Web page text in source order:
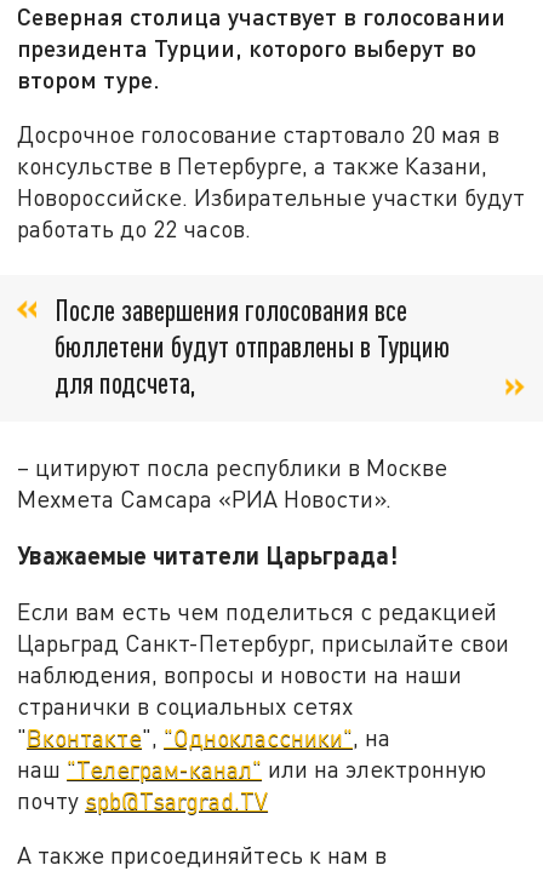
Северная столица участвует в голосовании
президента Турции, которого выберут во
втором туре.
Досрочное голосование стартовало 20 мая в
консульстве в Петербурге, а также Казани,
Новороссийске. Избирательные участки будут
работать до 22 часов.
После завершения голосования все
бюллетени будут отправлены в Турцию
для подсчета,
– цитируют посла республики в Москве
Мехмета Самсара «РИА Новости».
Уважаемые читатели Царьграда!
Если вам есть чем поделиться с редакцией
Царьград Санкт-Петербург, присылайте свои
наблюдения, вопросы и новости на наши
странички в социальных сетях
"Вконтакте", "Одноклассники", на
наш "Телеграм-канал" или на электронную
почту spb@Tsargrad.TV
А также присоединяйтесь к нам в